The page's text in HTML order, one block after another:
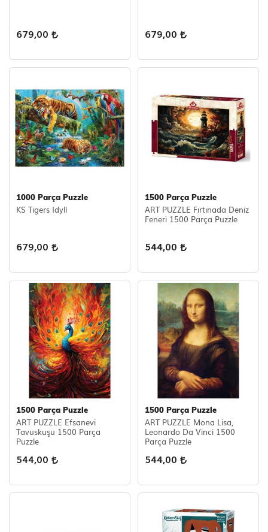
679,00 679,00
1000 Parça Puzzle
KS Tıgers Idyll
679,00
1500 Parça Puzzle
ART PUZZLE Fırtınada Deniz
Feneri 1500 Parça Puzzle
544,00
1500 Parça Puzzle
ART PUZZLE Efsanevi
Tavuskuşu 1500 Parça
Puzzle
544,00
1500 Parça Puzzle
ART PUZZLE Mona Lisa,
Leonardo Da Vinci 1500
Parça Puzzle
544,00